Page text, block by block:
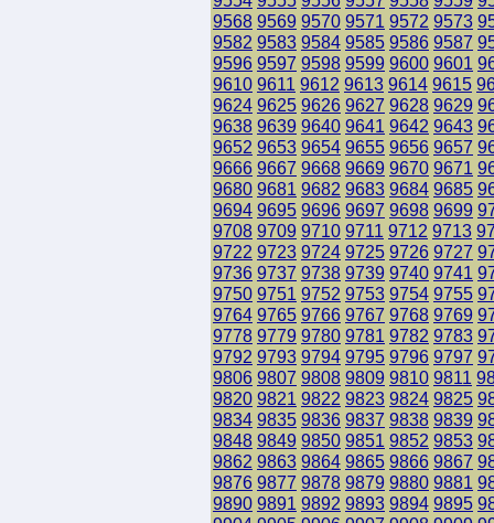
9568 9569 9570 9571 9572 9573
9582 9583 9584 9585 9586 9587
9596 9597 9598 9599 9600 9601
9610 9611 9612 9613 9614 9615
9624 9625 9626 9627 9628 9629
9638 9639 9640 9641 9642 9643
9652 9653 9654 9655 9656 9657
9666 9667 9668 9669 9670 9671
9680 9681 9682 9683 9684 9685
9694 9695 9696 9697 9698 9699
9708 9709 9710 9711 9712 9713
9722 9723 9724 9725 9726 9727
9736 9737 9738 9739 9740 9741
9750 9751 9752 9753 9754 9755
9764 9765 9766 9767 9768 9769
9778 9779 9780 9781 9782 9783
9792 9793 9794 9795 9796 9797
9806 9807 9808 9809 9810 9811
9820 9821 9822 9823 9824 9825
9834 9835 9836 9837 9838 9839
9848 9849 9850 9851 9852 9853
9862 9863 9864 9865 9866 9867
9876 9877 9878 9879 9880 9881
9890 9891 9892 9893 9894 9895